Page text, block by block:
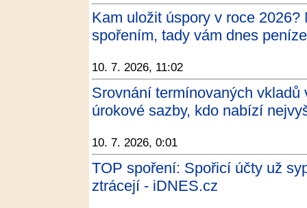
Kam uložit úspory v roce
spořením, tady vám dnes
10. 7. 2026, 11:02
Srovnání termínovaných
úrokové sazby, kdo nabízí
10. 7. 2026, 0:01
TOP spoření: Spořicí účty už
ztrácejí - iDNES.cz